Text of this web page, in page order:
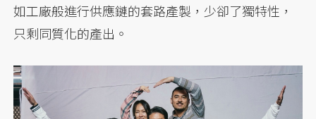
如工廠般進行供應鏈的套路產製，少卻了獨特性，
只剩同質化的產出。